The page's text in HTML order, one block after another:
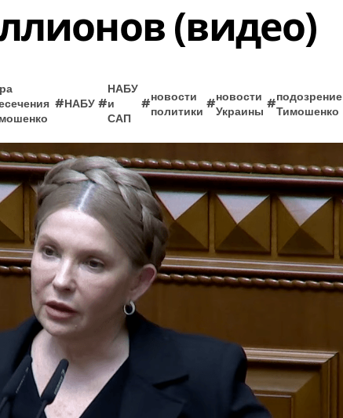
(видео)
# НАБУ #
НАБУ
и
САП
#
новости
политики
#
новости
Украины
#
подозрение
Тимошенко